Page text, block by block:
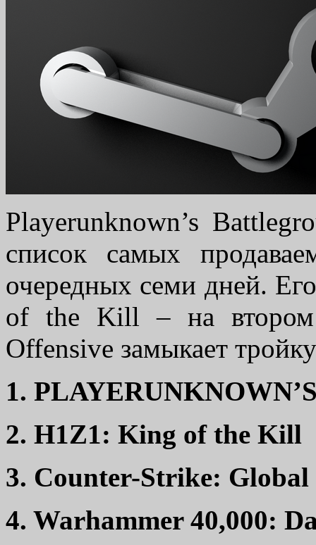
Playerunknown’s
список самых
очередных семи дней.
of the Kill – на втором
Offensive замыкает
1.
2. H1Z1: King of the Kill
3. Counter-Strike: Global
4. Warhammer 40,000: